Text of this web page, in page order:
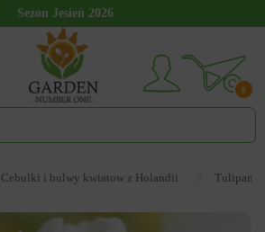
Sezon Jesień 2026
0
Cebulki i bulwy kwiatow z Holandii Tulipan